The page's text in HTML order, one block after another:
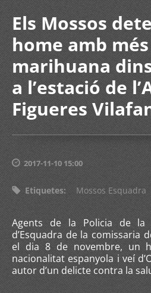
Els Mossos
home amb
marihuana
a l’estació de
Figueres
2017-11-10 15:00
Etiquetes: Mossos Esquadra
Agents de la Policia de la
d’Esquadra de la comissaria
el dia 8 de novembre, un
nacionalitat espanyola i veí
autor d’un delicte contra la